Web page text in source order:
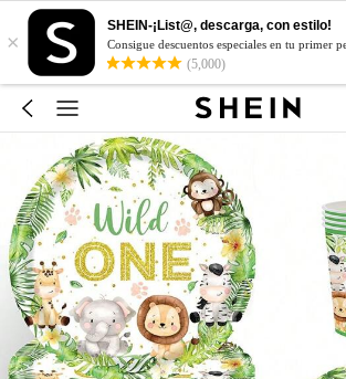
×
SHEIN-¡List@, descarga, con estilo!
Consigue descuentos especiales en tu primer
(5,000)